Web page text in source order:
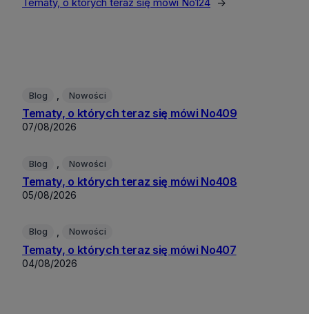
Tematy, o których teraz się mówi No124
→
Blog Nowości
Tematy, o których teraz się mówi No409
07/08/2026
Blog Nowości
Tematy, o których teraz się mówi No408
05/08/2026
Blog Nowości
Tematy, o których teraz się mówi No407
04/08/2026